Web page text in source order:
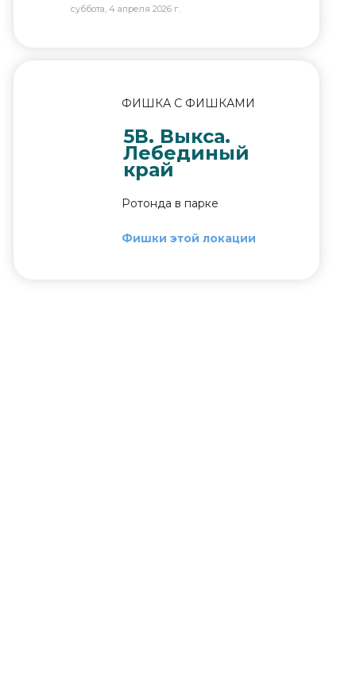
суббота, 4 апреля 2026 г.
ФИШКА С ФИШКАМИ
5В. Выкса.
Лебединый
край
Ротонда в парке
Фишки этой локации